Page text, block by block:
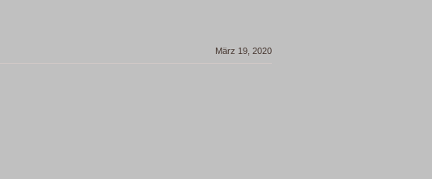
März 19, 2020